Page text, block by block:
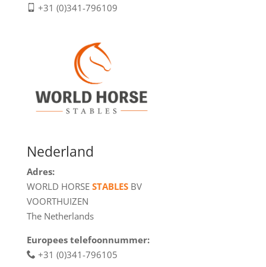
+31 (0)341-796109
Nederland
Adres:
WORLD HORSE STABLESBV
VOORTHUIZEN
The Netherlands
Europees telefoonnummer:
+31 (0)341-796105